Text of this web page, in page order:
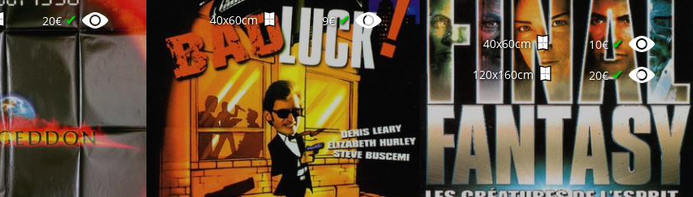
20€✔ 40x60cm 9€✔
40x60cm 10€✔
120x160cm 20€✔